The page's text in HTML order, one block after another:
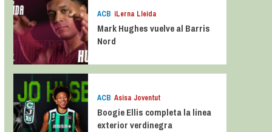
ACB iLerna Lleida
Mark Hughes vuelve al Barris
Nord
ACB Asisa Joventut
Boogie Ellis completa la línea
exterior verdinegra